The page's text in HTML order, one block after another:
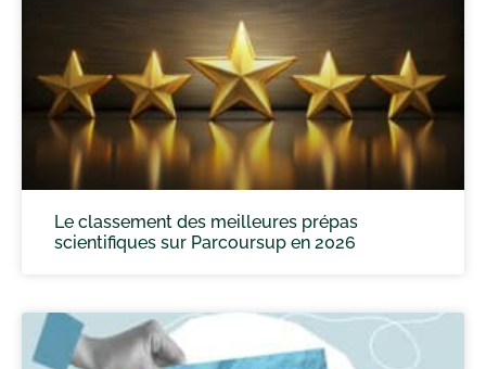
Le classement des meilleures prépas
scientifiques sur Parcoursup en 2026